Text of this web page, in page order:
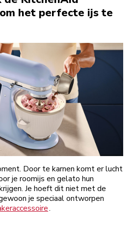
het perfecte ijs te
Door te karnen komt er lucht
je roomijs en gelato hun
Je hoeft dit niet met de
je speciaal ontworpen
.